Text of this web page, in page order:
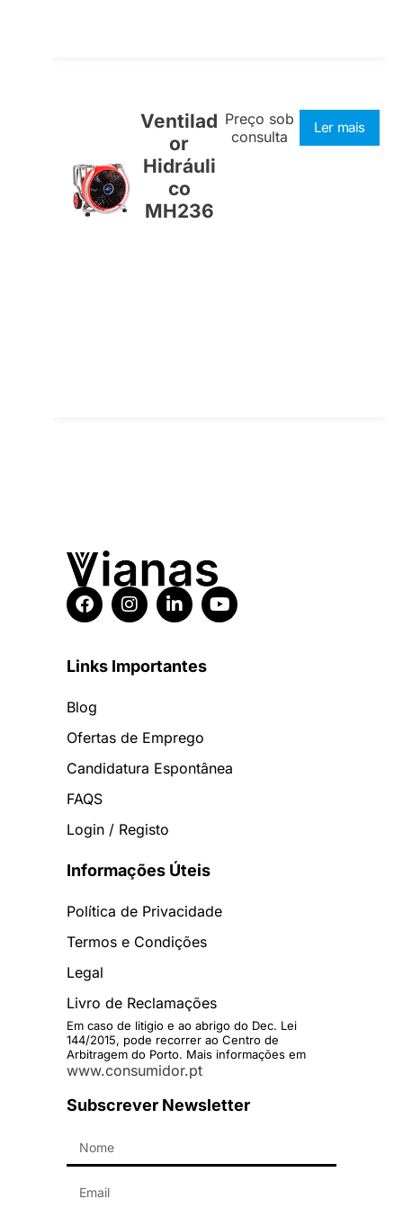
Ventilad
or
Hidráuli
co
MH236
Preço sob
consulta
Ler mais
Links Importantes
Blog
Ofertas de Emprego
Candidatura Espontânea
FAQS
Login / Registo
Informações Úteis
Política de Privacidade
Termos e Condições
Legal
Livro de Reclamações
Em caso de litigio e ao abrigo do Dec. Lei
144/2015, pode recorrer ao Centro de
Arbitragem do Porto. Mais informações em
www.consumidor.pt
Subscrever Newsletter